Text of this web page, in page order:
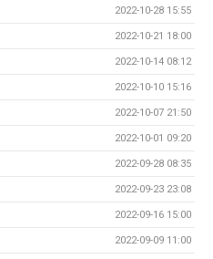
2022-10-28 15:55
2022-10-21 18:00
2022-10-14 08:12
2022-10-10 15:16
2022-10-07 21:50
2022-10-01 09:20
2022-09-28 08:35
2022-09-23 23:08
2022-09-16 15:00
2022-09-09 11:00